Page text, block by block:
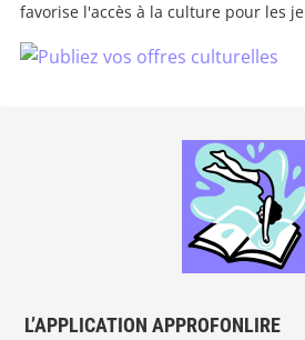
favorise l'accès à la culture pour les
L’APPLICATION APPROFONLIRE